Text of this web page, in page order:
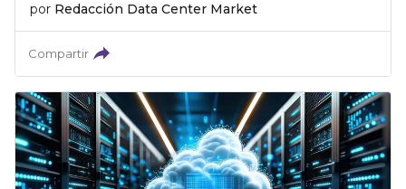
por Redacción Data Center Market
Compartir